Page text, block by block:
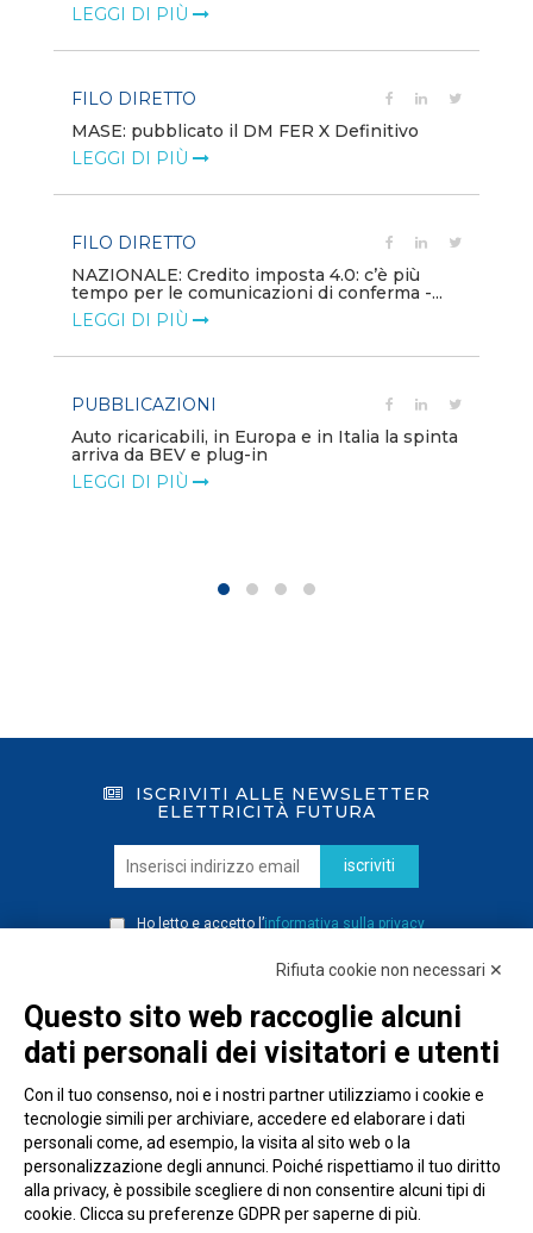
LEGGI DI PIÙ
FILO DIRETTO
MASE: pubblicato il DM FER X Definitivo
LEGGI DI PIÙ
FILO DIRETTO
NAZIONALE: Credito imposta 4.0: c’è più
tempo per le comunicazioni di conferma -...
LEGGI DI PIÙ
PUBBLICAZIONI
Auto ricaricabili, in Europa e in Italia la spinta
arriva da BEV e plug-in
LEGGI DI PIÙ
ISCRIVITI ALLE NEWSLETTER
ELETTRICITÀ FUTURA
iscriviti
Ho letto e accetto l’informativa sulla privacy
Rifiuta cookie non necessari ✕
Questo sito web raccoglie alcuni
dati personali dei visitatori e utenti
Con il tuo consenso, noi e i nostri partner utilizziamo i cookie e
tecnologie simili per archiviare, accedere ed elaborare i dati
personali come, ad esempio, la visita al sito web o la
personalizzazione degli annunci. Poiché rispettiamo il tuo diritto
alla privacy, è possibile scegliere di non consentire alcuni tipi di
cookie. Clicca su preferenze GDPR per saperne di più.